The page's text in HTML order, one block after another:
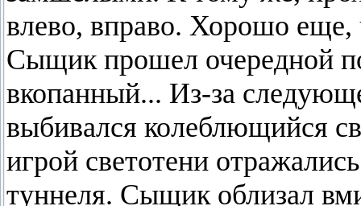
влево, вправо. Хорошо еще,
Сыщик прошел очередной
вкопанный... Из-за
выбивался колеблющийся
игрой светотени
туннеля. Сыщик облизал